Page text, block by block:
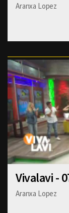
Aranxa Lopez
Vivalavi -
Aranxa Lopez